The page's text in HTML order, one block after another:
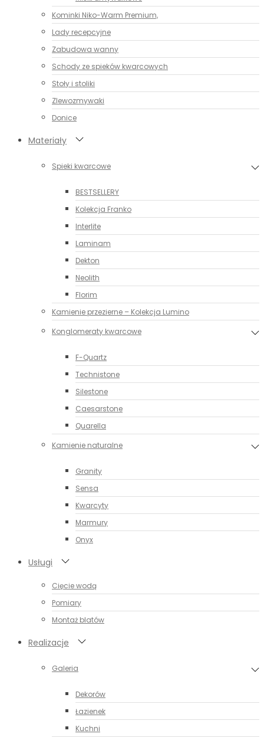
Kominki Niko-Warm Premium,
Lady recepcyjne
Zabudowa wanny
Schody ze spieków kwarcowych
Stoły i stoliki
Zlewozmywaki
Donice
Materiały
Spieki kwarcowe
BESTSELLERY
Kolekcja Franko
Interlite
Laminam
Dekton
Neolith
Florim
Kamienie przezierne – Kolekcja Lumino
Konglomeraty kwarcowe
F-Quartz
Technistone
Silestone
Caesarstone
Quarella
Kamienie naturalne
Granity
Sensa
Kwarcyty
Marmury
Onyx
Usługi
Cięcie wodą
Pomiary
Montaż blatów
Realizacje
Galeria
Dekorów
Łazienek
Kuchni